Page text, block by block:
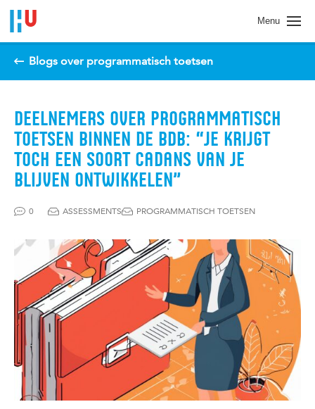
Spring naar pagina inhoud
Menu
Blogs over programmatisch toetsen
DEELNEMERS OVER PROGRAMMATISCH
TOETSEN BINNEN DE BDB: “JE KRIJGT
TOCH EEN SOORT CADANS VAN JE
BLIJVEN ONTWIKKELEN”
0 ASSESSMENTS PROGRAMMATISCH TOETSEN